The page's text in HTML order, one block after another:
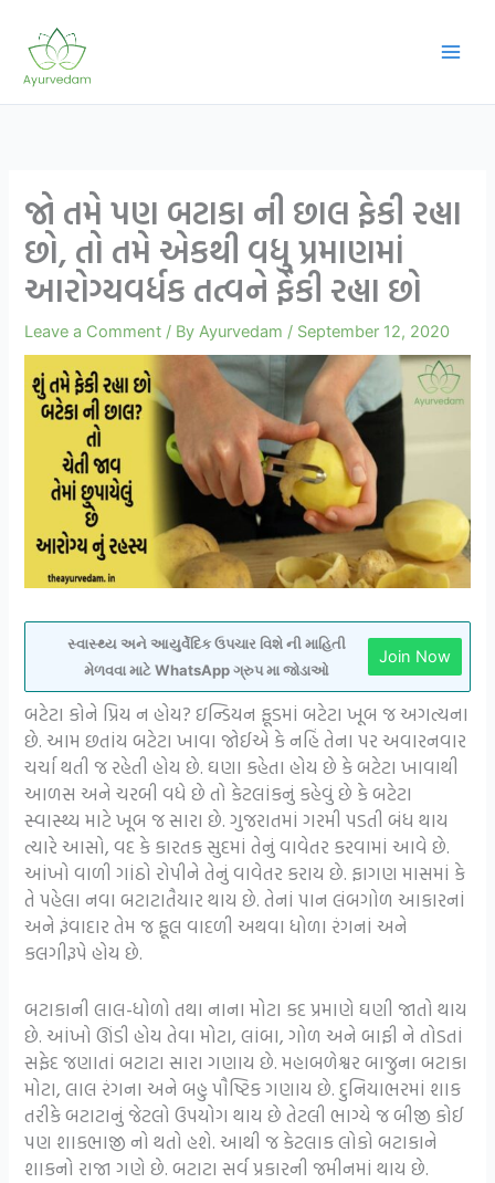
content
જો તમે પણ બટાકા ની છાલ ફેકી રહ્યા
છો, તો તમે એકથી વધુ પ્રમાણમાં
આરોગ્યવર્ધક તત્વને ફેંકી રહ્યા છો
Leave a Comment / ByAyurvedam / September 12, 2020
સ્વાસ્થ્ય અને આયુર્વેદિક ઉપચાર વિશે ની માહિતી
મેળવવા માટે WhatsApp ગ્રુપ મા જોડાઓ
Join Now
બટેટા કોને પ્રિય ન હોય? ઇન્ડિયન ફૂડમાં બટેટા ખૂબ જ અગત્યના
છે. આમ છતાંય બટેટા ખાવા જોઈએ કે નહિં તેના પર અવારનવાર
ચર્ચા થતી જ રહેતી હોય છે. ઘણા કહેતા હોય છે કે બટેટા ખાવાથી
આળસ અને ચરબી વધે છે તો કેટલાંકનું કહેવું છે કે બટેટા
સ્વાસ્થ્ય માટે ખૂબ જ સારા છે. ગુજરાતમાં ગરમી પડતી બંધ થાય
ત્યારે આસો, વદ કે કારતક સુદમાં તેનું વાવેતર કરવામાં આવે છે.
આંખો વાળી ગાંઠો રોપીને તેનું વાવેતર કરાય છે. ફાગણ માસમાં કે
તે પહેલા નવા બટાટાતૈયાર થાય છે. તેનાં પાન લંબગોળ આકારનાં
અને રૂંવાદાર તેમ જ ફૂલ વાદળી અથવા ધોળા રંગનાં અને
કલગીરૂપે હોય છે.
બટાકાની લાલ-ધોળો તથા નાના મોટા કદ પ્રમાણે ઘણી જાતો થાય
છે. આંખો ઊંડી હોય તેવા મોટા, લાંબા, ગોળ અને બાફી ને તોડતાં
સફેદ જણાતાં બટાટા સારા ગણાય છે. મહાબળેશ્વર બાજુના બટાકા
મોટા, લાલ રંગના અને બહુ પૌષ્ટિક ગણાય છે. દુનિયાભરમાં શાક
તરીકે બટાટાનું જેટલો ઉપયોગ થાય છે તેટલી ભાગ્યે જ બીજી કોઈ
પણ શાકભાજી નો થતો હશે. આથી જ કેટલાક લોકો બટાકાને
શાકનો રાજા ગણે છે. બટાટા સર્વ પ્રકારની જમીનમાં થાય છે.